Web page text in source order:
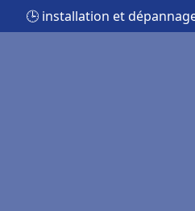
🕒 installation et